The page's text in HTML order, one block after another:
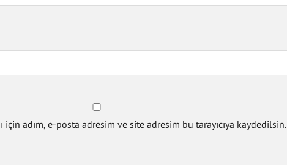
adım, e-posta adresim ve site adresim bu tarayıcıya kaydedilsin.